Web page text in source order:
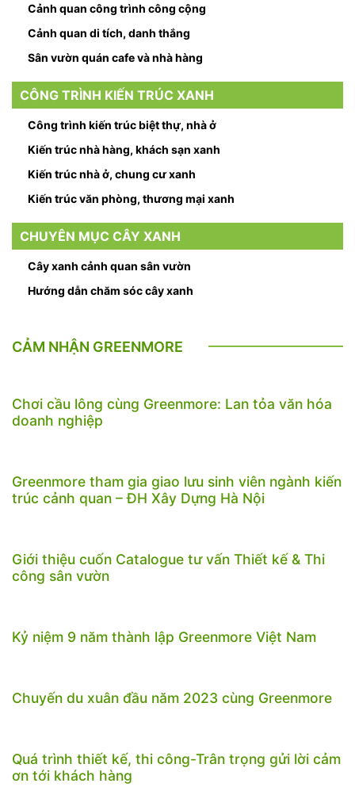
Cảnh quan công trình công cộng
Cảnh quan di tích, danh thắng
Sân vườn quán cafe và nhà hàng
CÔNG TRÌNH KIẾN TRÚC XANH
Công trình kiến trúc biệt thự, nhà ở
Kiến trúc nhà hàng, khách sạn xanh
Kiến trúc nhà ở, chung cư xanh
Kiến trúc văn phòng, thương mại xanh
CHUYÊN MỤC CÂY XANH
Cây xanh cảnh quan sân vườn
Hướng dẫn chăm sóc cây xanh
CẢM NHẬN GREENMORE
Chơi cầu lông cùng Greenmore: Lan tỏa văn hóa
doanh nghiệp
Greenmore tham gia giao lưu sinh viên ngành kiến
trúc cảnh quan – ĐH Xây Dựng Hà Nội
Giới thiệu cuốn Catalogue tư vấn Thiết kế & Thi
công sân vườn
Kỷ niệm 9 năm thành lập Greenmore Việt Nam
Chuyến du xuân đầu năm 2023 cùng Greenmore
Quá trình thiết kế, thi công-Trân trọng gửi lời cảm
ơn tới khách hàng